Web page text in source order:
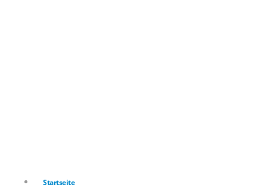
Startseite